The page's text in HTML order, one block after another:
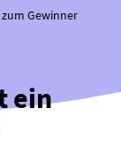
Gewinner
ein